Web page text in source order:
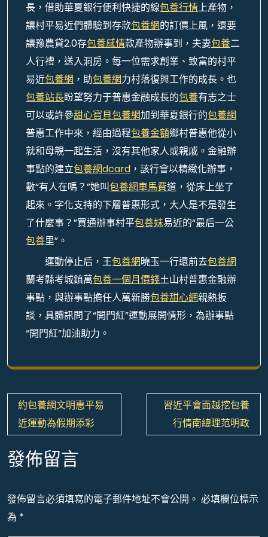
長，借助華夏銀行便利快捷的線包養行情上產物，
讓村平易近們體驗到存款包養網的訂價上風，還要
讓豫農貸2.0存包養感情款產物辦事到，夫妻包養二
人行禮，送入洞房。每一位需求創業、致富的村平
易近包養網 ，助包養網力村落復興工作的成長。也
包養站長盼望努力于普惠金融成長的包養有志之士
可以或許參甜心寶貝包養網加到華夏銀行的包養網
普惠工作中來，經由過程包養金額鄉村普惠他從小
就和母親一起生活，沒有其他家人或親戚。金融辦
事點的建立包養網dcard ，該行會以精緻化辦事，
數“有人在嗎？”她叫包養網車馬費道，從床上坐了
起來。字化支持的下層普惠形式，大人是不是發生
了什麼事？”買通辦事村平包養妹易近的“最后一公
包養里”。
運動停止后，王包養網曉玉一行還前去包養網
蘭考縣考城鎮萬包養一個月價錢土山村普惠金融辦
事點，與辦事點擔任人萬新勝包養甜心網親熱扳
談，具體訊問了“開門紅”運動展開情形，為辦事點
“開門紅”加油助力。
文
章
導
覽
約包養網文明惠平易
近運動為假期添彩
習近平會面越挖包養
行情南總理范明政
發佈留言
發佈留言必須填寫的電子郵件地址不會公開。 必填欄位標示
為 *